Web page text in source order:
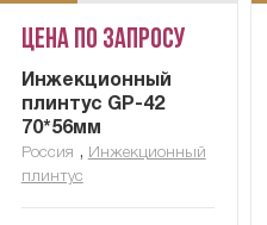
Цена по запросу
Инжекционный
плинтус GP-42
70*56мм
Россия , Инжекционный
плинтус